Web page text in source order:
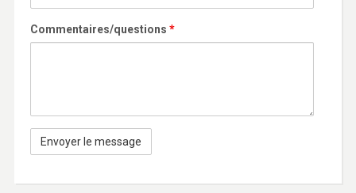
Commentaires/questions *